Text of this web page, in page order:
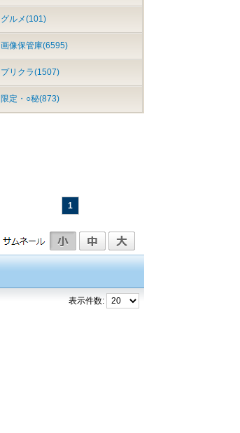
グルメ(101)
画像保管庫(6595)
プリクラ(1507)
限定・○秘(873)
1
表示件数: